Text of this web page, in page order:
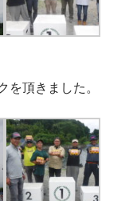
を頂きました。